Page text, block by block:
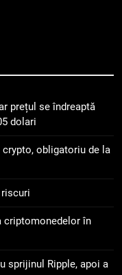
din aceștia
ore
arhitectura
viziune asupra
Barcelona
implicarea
prețul se îndreaptă
dolari
obligatoriu de la
criptomonedelor în
sprijinul Ripple, apoi a